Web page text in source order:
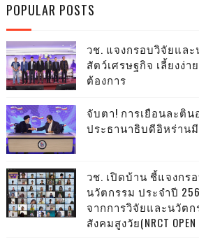
POPULAR POSTS
วช. แจงกรอบวิจัยแล
สัตว์เศรษฐกิจ เลี้ยงง่
ต้องการ
จับตา! การเยือนละติน
ประธานาธิบดีอิหร่าน
วช. เปิดบ้าน ชี้แจงกร
นวัตกรรม ประจำปี
จากการวิจัยและนวัต
สังคมสูงวัย(NRCT OPEN